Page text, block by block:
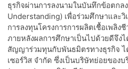
ธุรกิจผ่านการลงนามในบันทึกข้อตกล
Understanding) เพื่อร่วมศึกษาและวิ
การลงทุนโครงการการผลิตเชื้อเพลิง
ภายหลังผลการศึกษาเป็นไปด้วยดีจึง
สัญญาร่วมทุนกับพันธมิตรทางธุรกิจ
เซอร์วิส จำกัด ซึ่งเป็นบริษัทย่อยของ